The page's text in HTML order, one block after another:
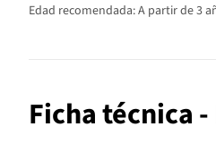
Edad recomendada: A partir de 3
Ficha técnica